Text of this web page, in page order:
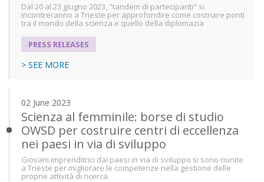
Dal 20 al 23 giugno 2023, "tandem di partecipanti" si
incontreranno a Trieste per approfondire come costruire ponti
tra il mondo della scienza e quello della diplomazia
PRESS RELEASES
> SEE MORE
02 June 2023
Scienza al femminile: borse di studio
OWSD per costruire centri di eccellenza
nei paesi in via di sviluppo
Giovani imprenditrici dai paesi in via di sviluppo si sono riunite
a Trieste per migliorare le competenze nella gestione delle
proprie attività di ricerca